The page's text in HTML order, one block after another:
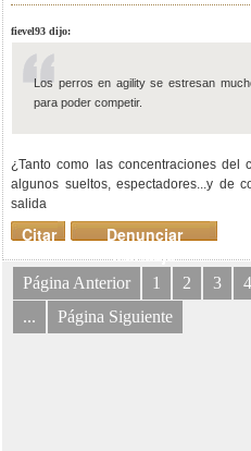
fievel93 dijo:
Los perros en agility se estresan
para poder competir.
¿Tanto como las concentraciones del
algunos sueltos, espectadores...y de
salida
Denunciar
mensaje
Citar
Página Anterior 1 2 3 4
...
Página Siguiente